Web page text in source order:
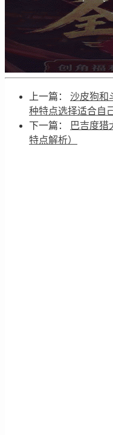
上一篇： 沙皮狗和
种特点选择适合自
下一篇：
巴吉度猎
特点解析）